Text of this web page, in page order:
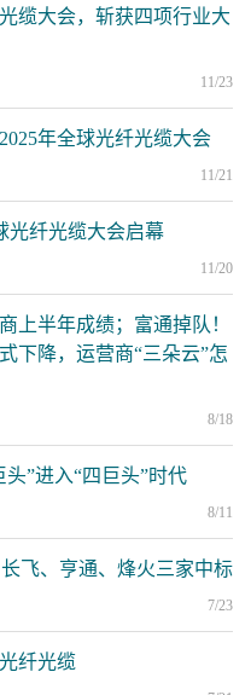
缆大会，斩获四项行业大
11/23
年全球光纤光缆大会
11/21
光纤光缆大会启幕
11/20
上半年成绩；富通掉队！
下降，运营商“三朵云”怎
8/18
”进入“四巨头”时代
8/11
飞、亨通、烽火三家中标
7/23
纤光缆